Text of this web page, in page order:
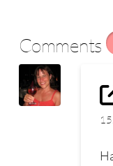
Comments